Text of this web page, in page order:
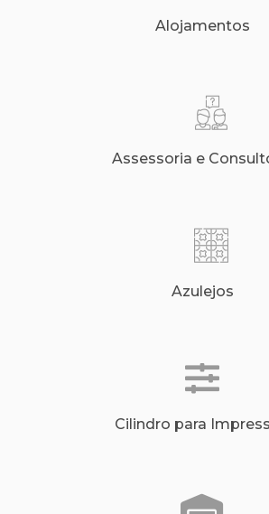
Alojamentos
Assessoria e
Azulejos
Cilindro para